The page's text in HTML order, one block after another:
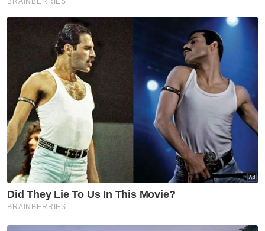
Nasional
Anwar jamin siasatan RCI TH
dilaksana tanpa kompromi
Nasional
RCI TH: Pelan pemulihan
berjaya kukuhkan kedudukan
kewangan
Nasional
Ibu bapa perlu waspada anak
'berkawan' dengan AI - Fahmi